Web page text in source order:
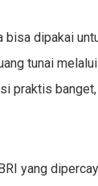
dipakai
tunai
praktis
yang